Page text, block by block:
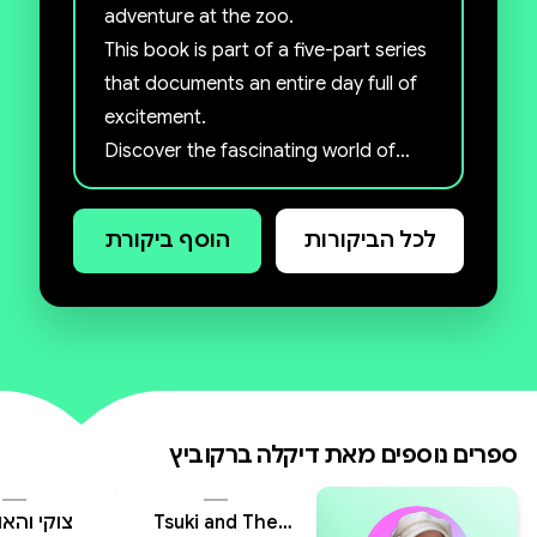
For more info about my books
adventure at the zoo.
This book is part of a five-part series
that documents an entire day full of
excitement.
Discover the fascinating world of
animals and learn new facts while
having lots of fun.
Get ready for plenty of laughter and
- להתאמה מושלמת עם האיורים.
printed and delivered only in Israel
לכל הביקורות הוסף ביקורת
ספרים נוספים מאת דיקלה ברקוביץ
Tsuki and The
צוקי